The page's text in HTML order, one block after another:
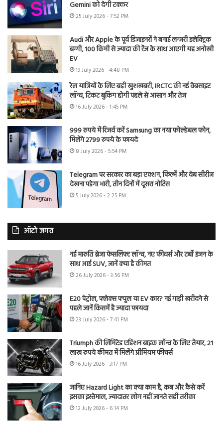
Gemini को देगी टक्कर
25 July 2026 - 7:52 PM
Audi और Apple के पूर्व डिजाइनरों ने बनाई लग्जरी इलेक्ट्रिक
बग्गी, 100 किमी से ज्यादा की रेंज के साथ आएगी यह अनोखी
EV
19 July 2026 - 4:48 PM
रेल यात्रियों के लिए बड़ी खुशखबरी, IRCTC की नई वेबसाइट
लॉन्च, टिकट बुकिंग होगी पहले से आसान और तेज
16 July 2026 - 1:45 PM
999 रुपये में रिजर्व करें Samsung का नया फोल्डेबल फोन,
मिलेंगे 2799 रुपये के फायदे
8 July 2026 - 5:54 PM
Telegram पर सरकार का बड़ा एक्शन, फिल्में और वेब सीरीज
देखना पड़ेगा भारी, तीन दिनों में दूसरा नोटिस
5 July 2026 - 2:25 PM
ऑटो जगत
नई मारुति ब्रेजा फेसलिफ्ट लॉन्च, नए फीचर्स और टर्बो इंजन के
साथ आई SUV, जानें क्या है कीमत
26 July 2026 - 3:56 PM
E20 पेट्रोल, फ्लेक्स फ्यूल या EV कार? नई गाड़ी खरीदने से
पहले जानें किसमें है ज्यादा फायदा
23 July 2026 - 7:41 PM
Triumph की लिमिटेड एडिशन बाइक लॉन्च के लिए तैयार, 21
लाख रुपये कीमत में मिलेंगे प्रीमियम फीचर्स
16 July 2026 - 3:17 PM
जानिए Hazard Light का क्या काम है, कब और कैसे करें
इसका इस्तेमाल, ज्यादातर लोग नहीं जानते सही तरीका
12 July 2026 - 6:14 PM